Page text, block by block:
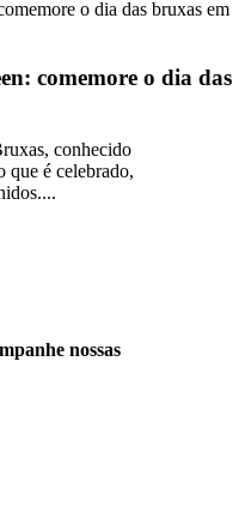
comemore o dia das
conhecido
que é celebrado,
nossas